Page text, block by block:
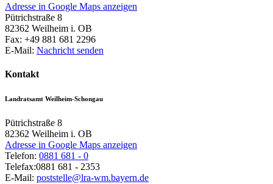
Adresse in Google Maps anzeigen
Pütrichstraße 8
82362 Weilheim i. OB
Fax: +49 881 681 2296
E-Mail: Nachricht senden
Kontakt
Landratsamt Weilheim-Schongau
Pütrichstraße 8
82362 Weilheim i. OB
Adresse in Google Maps anzeigen
Telefon: 0881 681 - 0
Telefax:0881 681 - 2353
E-Mail: poststelle@lra-wm.bayern.de